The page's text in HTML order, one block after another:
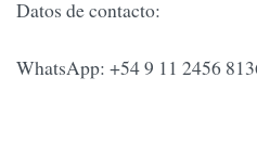
Datos de contacto:
WhatsApp: +54 9 11 2456